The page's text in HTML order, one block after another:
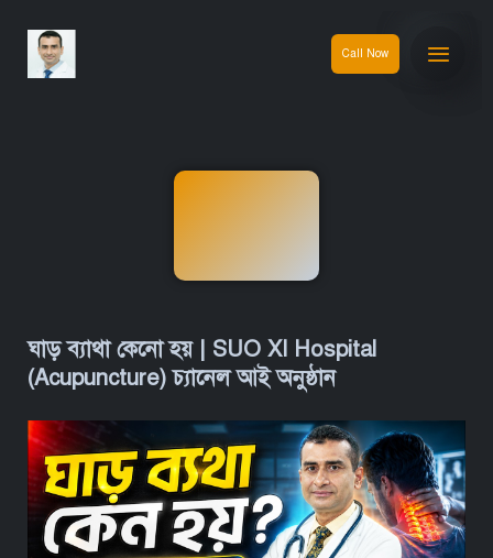
Call Now
ঘাড় ব্যাথা কেনো হয় | SUO XI Hospital
(Acupuncture) চ্যানেল আই অনুষ্ঠান